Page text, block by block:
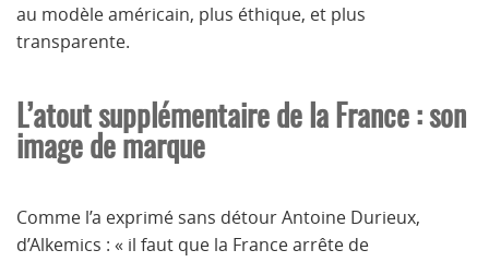
au modèle américain, plus éthique, et plus
transparente.
L’atout supplémentaire de la France : son
image de marque
Comme l’a exprimé sans détour Antoine Durieux,
d’Alkemics : « il faut que la France arrête de